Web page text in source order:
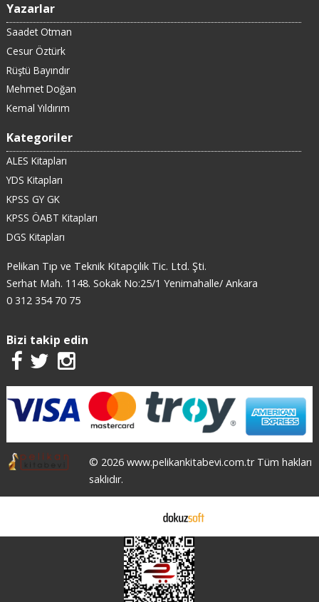
Yazarlar
Saadet Otman
Cesur Öztürk
Rüştü Bayındır
Mehmet Doğan
Kemal Yıldırım
Kategoriler
ALES Kitapları
YDS Kitapları
KPSS GY GK
KPSS ÖABT Kitapları
DGS Kitapları
Pelikan Tıp ve Teknik Kitapçılık Tic. Ltd. Şti.
Serhat Mah. 1148. Sokak No:25/1 Yenimahalle/ Ankara
0 312 354 70 75
Bizi takip edin
© 2026 www.pelikankitabevi.com.tr Tüm hakları
saklıdır.